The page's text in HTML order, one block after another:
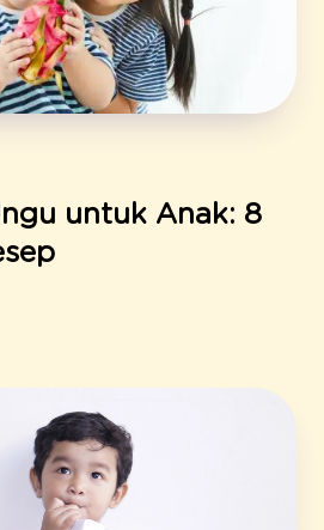
untuk Anak: 8